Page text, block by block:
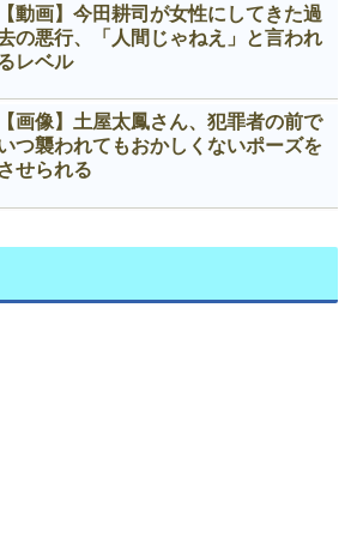
【動画】今田耕司が女性にしてきた過
の悪行、「人間じゃねえ」と言われ
レベル
【画像】土屋太鳳さん、犯罪者の前で
つ襲われてもおかしくないポーズを
させられる